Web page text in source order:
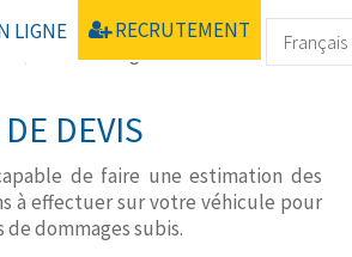
LIGNE RECRUTEMENT
Procédés de réparation
DEVIS
de faire une estimation des
à effectuer sur votre véhicule pour
dommages subis.